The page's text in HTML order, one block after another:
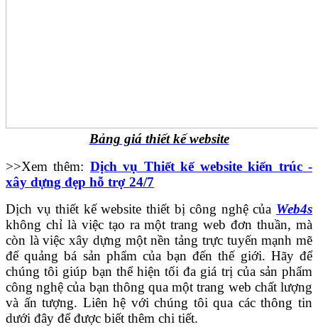
Bảng giá thiết kế website
>>Xem thêm: Dịch vụ Thiết kế website kiến trúc -
xây dựng đẹp hỗ trợ 24/7
Dịch vụ thiết kế website thiết bị công nghệ của Web4s
không chỉ là việc tạo ra một trang web đơn thuần, mà
còn là việc xây dựng một nền tảng trực tuyến mạnh mẽ
để quảng bá sản phẩm của bạn đến thế giới. Hãy để
chúng tôi giúp bạn thể hiện tối đa giá trị của sản phẩm
công nghệ của bạn thông qua một trang web chất lượng
và ấn tượng. Liên hệ với chúng tôi qua các thông tin
dưới đây để được biết thêm chi tiết.